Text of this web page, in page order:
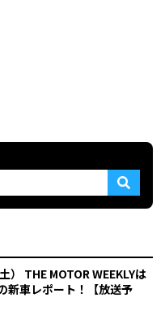
） THE MOTOR WEEKLYは
新車レポート！【放送予